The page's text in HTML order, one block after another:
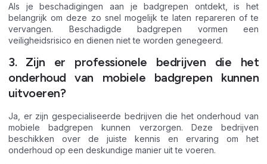
Als je beschadigingen aan je badgrepen ontdekt, is het
belangrijk om deze zo snel mogelijk te laten repareren of te
vervangen. Beschadigde badgrepen vormen een
veiligheidsrisico en dienen niet te worden genegeerd.
3. Zijn er professionele bedrijven die het
onderhoud van mobiele badgrepen kunnen
uitvoeren?
Ja, er zijn gespecialiseerde bedrijven die het onderhoud van
mobiele badgrepen kunnen verzorgen. Deze bedrijven
beschikken over de juiste kennis en ervaring om het
onderhoud op een deskundige manier uit te voeren.